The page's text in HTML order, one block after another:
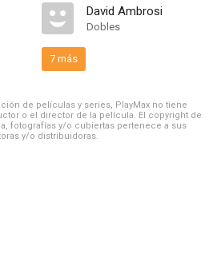
David Ambrosi
Dobles
7 más
de películas y series, PlayMax no tiene
o el director de la película. El copyright de
fotografías y/o cubiertas pertenece a sus
y/o distribuidoras.